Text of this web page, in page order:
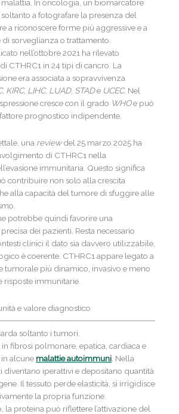
malattia. In oncologia, un biomarcatore
a fotografare la presenza del
a riconoscere forme più aggressive e a
sorveglianza o trattamento.
nell’ottobre 2021 ha rilevato
CTHRC1 in 24 tipi di cancro. La
era associata a sopravvivenza
, KIRC, LIHC, LUAD, STADe UCEC. Nel
cresce con il grado WHOe può
prognostico indipendente.
una reviewdel 25 marzo 2025 ha
di CTHRC1 nella
immunitaria. Questo significa
contribuire non solo alla crescita
alla capacità del tumore di sfuggire alle
potrebbe quindi favorire una
dei pazienti. Resta necessario
clinici il dato sia davvero utilizzabile,
è coerente. CTHRC1 appare legato a
tumorale più dinamico, invasivo e meno
immunitarie.
e valore diagnostico
soltanto i tumori.
fibrosi polmonare, epatica, cardiaca e
alcune malattieautoimmuni . Nella
diventano iperattivi e depositano quantità
Il tessuto perde elasticità, si irrigidisce
la propria funzione.
la proteina può riflettere l’attivazione del